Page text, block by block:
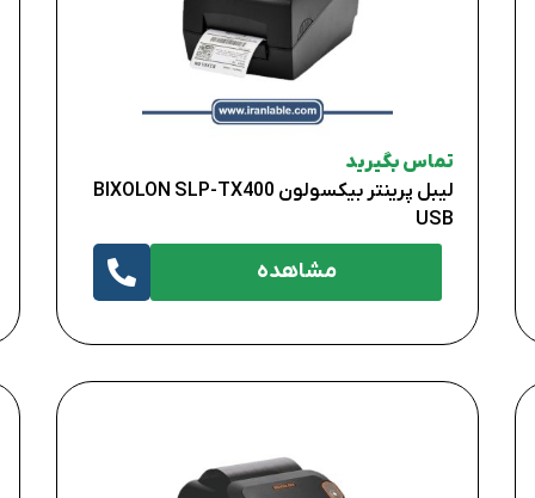
تماس بگیرید
لیبل پرینتر بیکسولون BIXOLON SLP-TX400
USB
مشاهده